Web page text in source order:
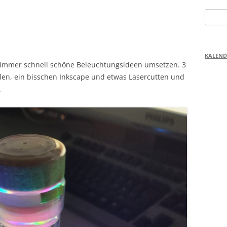
schnell schöne Beleuchtungsideen umsetzen. 3
ein bisschen Inkscape und etwas Lasercutten und
nach: